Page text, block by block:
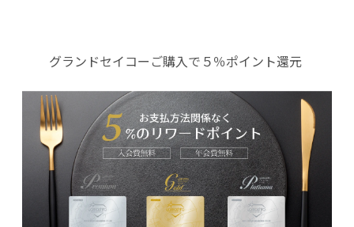
グランドセイコーご購入で５％ポイント還元